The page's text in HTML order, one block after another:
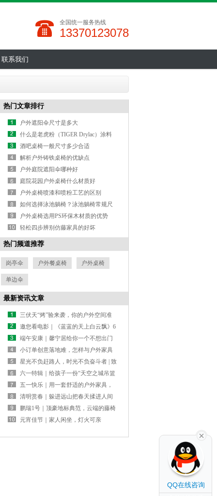
全国统一服务热线
13370123078
联系我们
热门文章排行
户外遮阳伞尺寸是多大
什么是老虎粉（TIGER Drylac）涂料
酒吧桌椅一般尺寸多少合适
解析户外铸铁桌椅的优缺点
户外庭院遮阳伞哪种好
庭院花园户外桌椅什么材质好
户外桌椅喷漆和喷粉工艺的区别
如何选择泳池躺椅？泳池躺椅常规尺
寸
户外桌椅选用PS环保木材质的优势
轻松四步辨别仿藤家具的好坏
热门频道推荐
岗亭伞 户外餐桌椅 户外桌椅
单边伞
最新资讯文章
三伏天“烤”验来袭，你的户外空间准
备好了吗？
邀您看电影｜《蓝蓝的天上白云飘》6
月30日全国公映，馨宁居萨纳营地的
草原生活首登大银幕
端午安康｜馨宁居给你一个不想出门
的理由
小订单创意落地难，怎样与户外家具
源头工厂合作？
星光不负赶路人，时光不负奋斗者 | 致
2026届高考生
六一特辑｜给孩子一份“天空之城吊篮
礼物”
五一快乐｜用一套舒适的户外家具，
换一场山花烂漫
清明赏春｜躲进远山把春天揉进人间
烟火里
鹏瑞1号｜顶豪地标典范，云端的藤椅
慢煮时光
元宵佳节｜家人闲坐，灯火可亲
QQ在线咨询